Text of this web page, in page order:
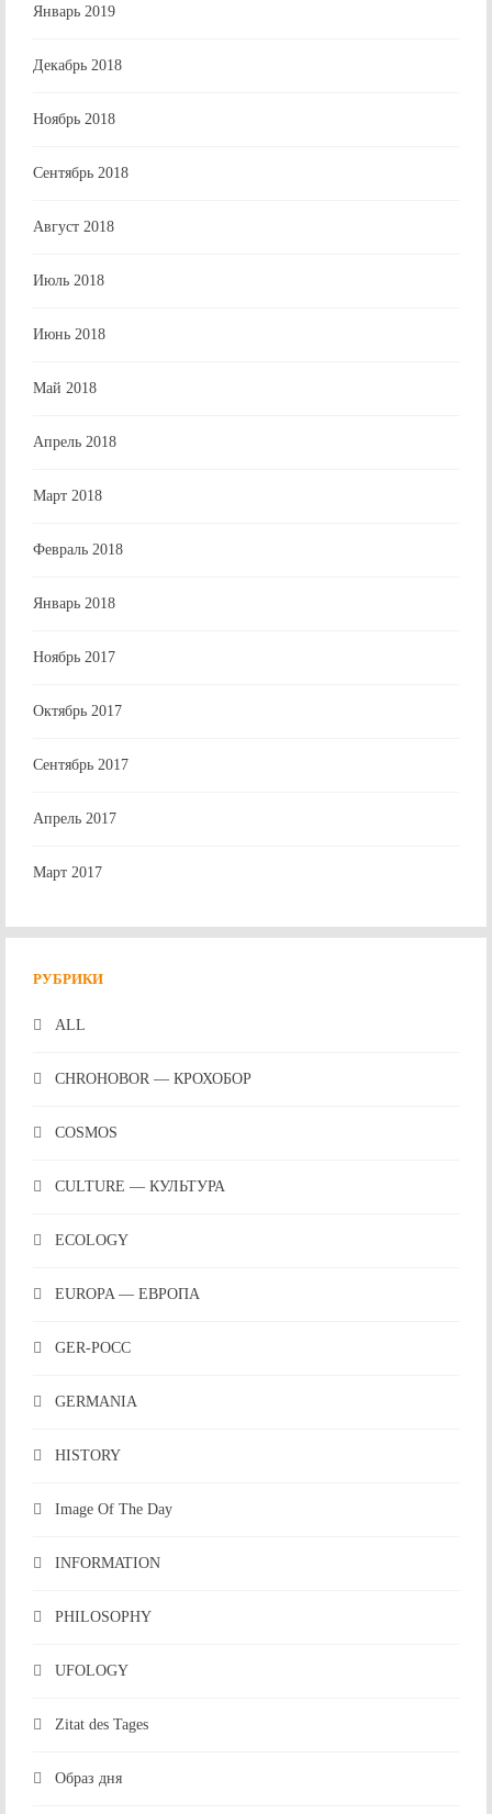
Январь 2019
Декабрь 2018
Ноябрь 2018
Сентябрь 2018
Август 2018
Июль 2018
Июнь 2018
Май 2018
Апрель 2018
Март 2018
Февраль 2018
Январь 2018
Ноябрь 2017
Октябрь 2017
Сентябрь 2017
Апрель 2017
Март 2017
РУБРИКИ
ALL
CHROHOBOR — КРОХОБОР
COSMOS
CULTURE — КУЛЬТУРА
ECOLOGY
EUROPA — ЕВРОПА
GER-POCC
GERMANIA
HISTORY
Image Of The Day
INFORMATION
PHILOSOPHY
UFOLOGY
Zitat des Tages
Образ дня